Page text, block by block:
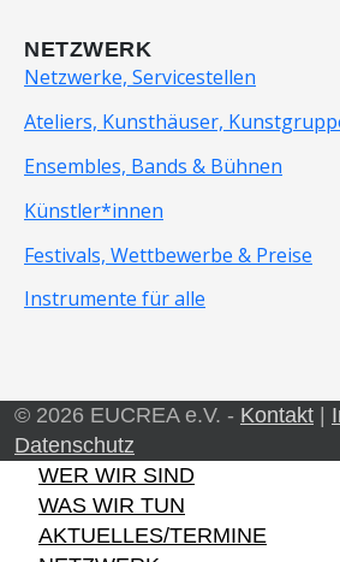
NETZWERK
Netzwerke, Servicestellen
Ateliers, Kunsthäuser,
Ensembles, Bands & Bühnen
Künstler*innen
Festivals, Wettbewerbe & Preise
Instrumente für alle
© 2026 EUCREA e.V. - Kontakt
Datenschutz
WER WIR SIND
WAS WIR TUN
AKTUELLES/TERMINE